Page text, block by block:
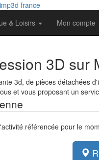
& Loisirs Mon compte
3D sur
3d, de pièces détachées
et vous proposant un
référencée pour le